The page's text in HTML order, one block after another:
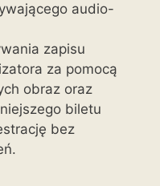
audio-
zapisu
za pomocą
obraz oraz
biletu
bez